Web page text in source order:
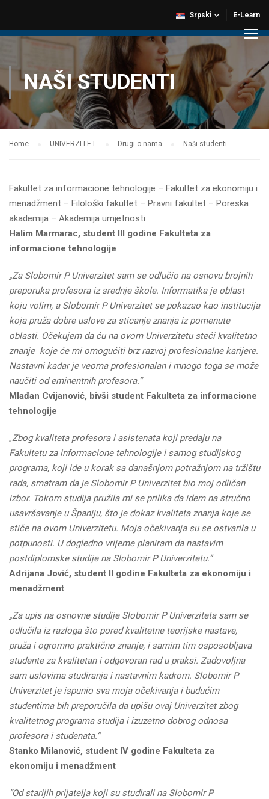
E-Learn
Srpski
NAŠI STUDENTI
Home UNIVERZITET Drugi o nama Naši studenti
Fakultet za informacione tehnologije – Fakultet za ekonomiju i
menadžment – Filološki fakultet – Pravni fakultet – Poreska
akademija – Akademija umjetnosti
Halim Marmarac, student III godine Fakulteta za
informacione tehnologije
„Za Slobomir P Univerzitet sam se odlučio na osnovu brojnih
preporuka profesora iz srednje škole. Informatika je oblast
koju volim, a Slobomir P Univerzitet se pokazao kao institucija
koja pruža dobre uslove za sticanje znanja iz pomenute
oblasti. Očekujem da ću na ovom Univerzitetu steći kvalitetno
znanje koje će mi omogućiti brz razvoj profesionalne karijere.
Nastavni kadar je veoma profesionalan i mnogo toga se može
naučiti od eminentnih profesora.“
Mlađan Cvijanović, bivši student Fakulteta za informacione
tehnologije
„Zbog kvaliteta profesora i asistenata koji predaju na
Fakultetu za informacione tehnologije i samog studijskog
programa, koji ide u korak sa današnjom potražnjom na tržištu
rada, smatram da je Slobomir P Univerzitet bio moj odličan
izbor. Tokom studija pružila mi se prilika da idem na stručno
usavršavanje u Španiju, što je dokaz kvaliteta znanja koje se
stiče na ovom Univerzitetu. Moja očekivanja su se ostvarila u
potpunosti. U dogledno vrijeme planiram da nastavim
postdiplomske studije na Slobomir P Univerzitetu.”
Adrijana Jović, student II godine Fakulteta za ekonomiju i
menadžment
„Za upis na osnovne studije Slobomir P Univerziteta sam se
odlučila iz razloga što pored kvalitetne teorijske nastave,
pruža i ogromno praktično znanje, i samim tim osposobljava
studente za kvalitetan i odgovoran rad u praksi. Zadovoljna
sam uslovima studiranja i nastavnim kadrom. Slobomir P
Univerzitet je ispunio sva moja očekivanja i budućim
studentima bih preporučila da upišu ovaj Univerzitet zbog
kvalitetnog programa studija i izuzetno dobrog odnosa
profesora i studenata.“
Stanko Milanović, student IV godine Fakulteta za
ekonomiju i menadžment
“Od starijih prijatelja koji su studirali na Slobomir P